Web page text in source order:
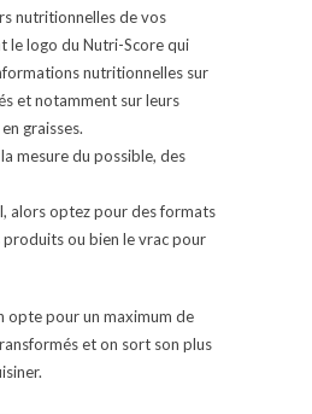
nutritionnelles de vos
le logo du Nutri-Score qui
nutritionnelles sur
et notamment sur leurs
graisses.
mesure du possible, des
alors optez pour des formats
produits ou bien le vrac pour
opte pour un maximum de
et on sort son plus